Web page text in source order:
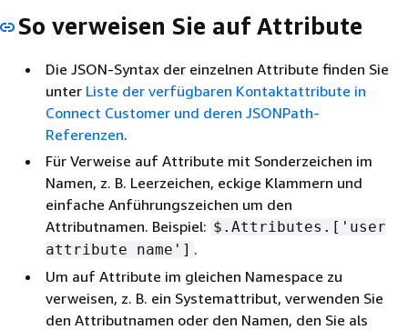
So verweisen Sie auf Attribute
Die JSON-Syntax der einzelnen Attribute finden Sie
unter Liste der verfügbaren Kontaktattribute in
Connect Customer und deren JSONPath-
Referenzen.
Für Verweise auf Attribute mit Sonderzeichen im
Namen, z. B. Leerzeichen, eckige Klammern und
einfache Anführungszeichen um den
Attributnamen. Beispiel: $.Attributes.['user
attribute name'] .
Um auf Attribute im gleichen Namespace zu
verweisen, z. B. ein Systemattribut, verwenden Sie
den Attributnamen oder den Namen, den Sie als